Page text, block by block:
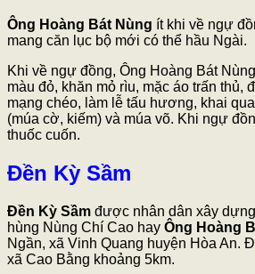
Ông Hoàng Bát Nùng ít khi về ngự
mang căn lục bộ mới có thể hầu Ngài.
Khi về ngự đồng, Ông Hoàng Bát
màu đỏ, khăn mỏ rìu, mặc áo trấn thủ,
mạng chéo, làm lễ tấu hương, khai
(múa cờ, kiếm) và múa võ. Khi ngự
thuốc cuốn.
Đền Kỳ Sầm
Đền Kỳ Sầm được nhân dân xây
hùng Nùng Chí Cao hay Ông Hoàng
Ngần, xã Vinh Quang huyện Hòa An.
xã Cao Bằng khoảng 5km.